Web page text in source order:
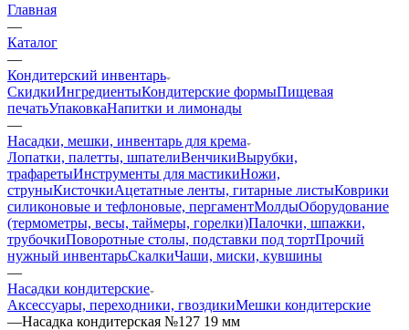
Главная
—
Каталог
—
Кондитерский инвентарь
СкидкиИнгредиентыКондитерские формыПищевая
печатьУпаковкаНапитки и лимонады
—
Насадки, мешки, инвентарь для крема
Лопатки, палетты, шпателиВенчикиВырубки,
трафаретыИнструменты для мастикиНожи,
струныКисточкиАцетатные ленты, гитарные листыКоврики
силиконовые и тефлоновые, пергаментМолдыОборудование
(термометры, весы, таймеры, горелки)Палочки, шпажки,
трубочкиПоворотные столы, подставки под тортПрочий
нужный инвентарьСкалкиЧаши, миски, кувшины
—
Насадки кондитерские
Аксессуары, переходники, гвоздикиМешки кондитерские
—Насадка кондитерская №127 19 мм